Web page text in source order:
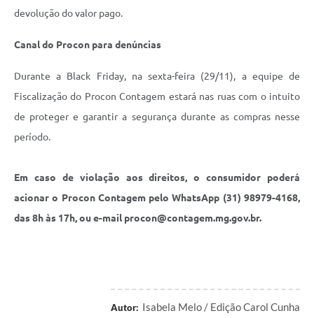
devolução do valor pago.
Canal do Procon para denúncias
Durante a Black Friday, na sexta-feira (29/11), a equipe de
Fiscalização do Procon Contagem estará nas ruas com o intuito
de proteger e garantir a segurança durante as compras nesse
período.
Em caso de violação aos direitos, o consumidor poderá
acionar o Procon Contagem pelo WhatsApp (31) 98979-4168,
das 8h às 17h, ou e-mail procon@contagem.mg.gov.br.
Autor: Isabela Melo / Edição Carol Cunha